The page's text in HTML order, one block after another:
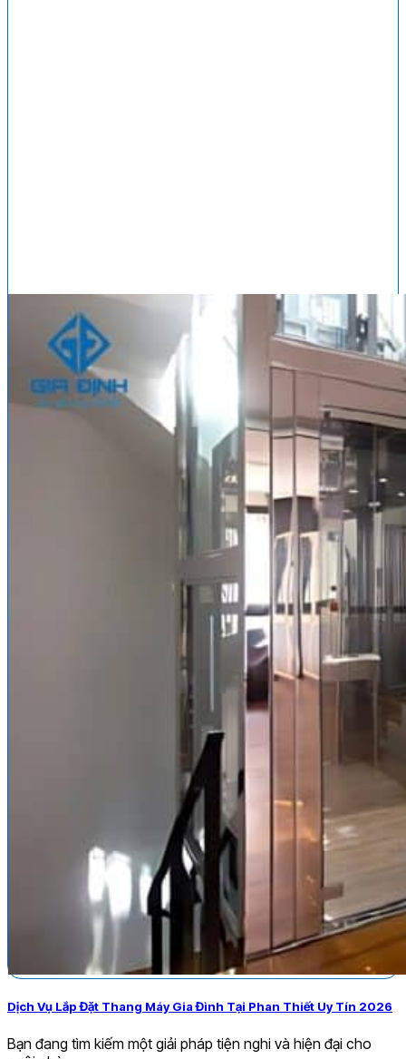
Dịch Vụ Lắp Đặt Thang Máy Gia Đình Tại Phan Thiết Uy Tín 2026
Bạn đang tìm kiếm một giải pháp tiện nghi và hiện đại cho